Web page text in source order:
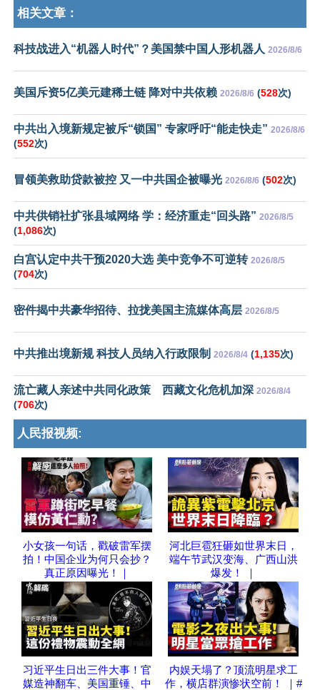
相关文章：
科技战进入“机器人时代”？美国禁中国人形机器人 2026/8/6
美国斥资5亿美元建稀土链 降对中共依赖 2026/8/6 (528次)
中共出入境新规定被斥“锁国” 专家呼吁“能走快走” 2026/8/6
(552次)
冒领美救助贷款被控 又一中共国企被曝光 2026/8/6 (502次)
中共供销社扩张县域网络 学：经济重走“回头路” 2026/8/5
(1,086次)
白宫认定中共干预2020大选 美中竞争不可逆转 2026/8/5
(704次)
密件揭中共豪华招待、拉拢美国主流媒体高层 2026/8/5
中共推出境新规 科技人员纳入行政限制 2026/8/4 (1,135次)
流亡藏人亲述中共同化政策 西藏文化危机加深 2026/8/4
(706次)
人民报视频:
小女孩一句话，戳破雷军摆
拍！中国企业为何只会抄？
真正原因曝光！｜
河北巨雹狂砸如世界末日，
端午节武汉变海、广西山洪
爆发！ ｜
习近平生日出三件大事！官
媒造神翻车、美国重锤、中
内娱天塌了？顶流明星求工
作，横店群演惨状空前！ ｜#